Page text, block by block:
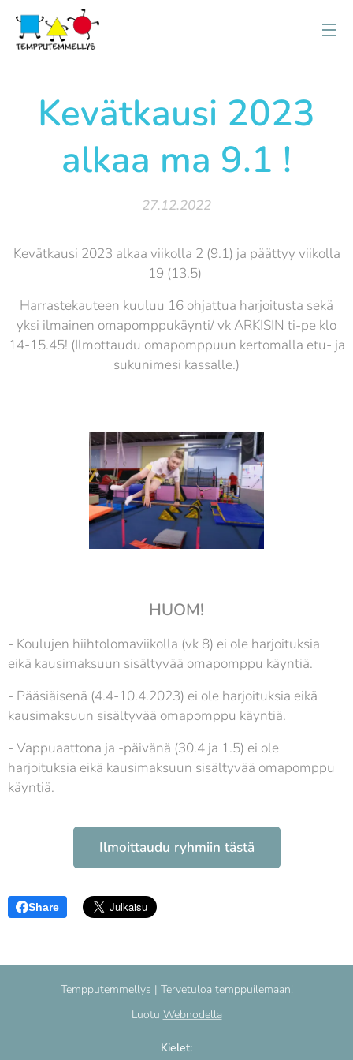
Kevätkausi 2023
alkaa ma 9.1 !
27.12.2022
Kevätkausi 2023 alkaa viikolla 2 (9.1) ja päättyy viikolla
19 (13.5)
Harrastekauteen kuuluu 16 ohjattua harjoitusta sekä
yksi ilmainen omapomppukäynti/ vk ARKISIN ti-pe klo
14-15.45! (Ilmottaudu omapomppuun kertomalla etu- ja
sukunimesi kassalle.)
HUOM!
- Koulujen hiihtolomaviikolla (vk 8) ei ole harjoituksia
eikä kausimaksuun sisältyvää omapomppu käyntiä.
- Pääsiäisenä (4.4-10.4.2023) ei ole harjoituksia eikä
kausimaksuun sisältyvää omapomppu käyntiä.
- Vappuaattona ja -päivänä (30.4 ja 1.5) ei ole
harjoituksia eikä kausimaksuun sisältyvää omapomppu
käyntiä.
Ilmoittaudu ryhmiin tästä
Share
Tempputemmellys | Tervetuloa temppuilemaan!
Luotu Webnodella
Kielet